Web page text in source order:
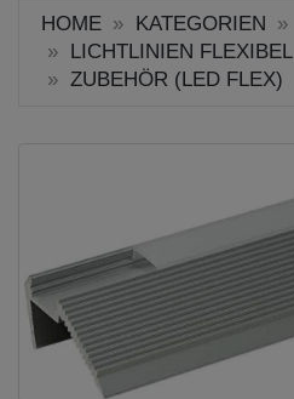
HOME KATEGORIEN
LICHTLINIEN FLEXIBEL
ZUBEHÖR (LED FLEX)